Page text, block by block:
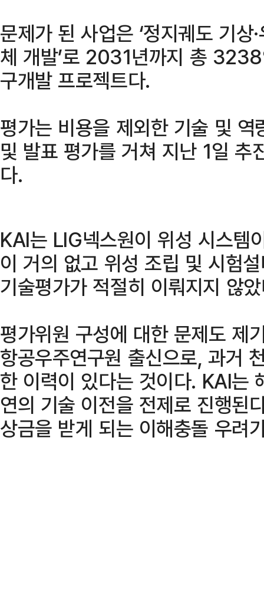
문제가 된 사업은 ‘정지궤도 기
체 개발’로 2031년까지 총
구개발 프로젝트다.
평가는 비용을 제외한 기술 및
및 발표 평가를 거쳐 지난 1일 추
다.
KAI는 LIG넥스원이 위성 시스템
이 거의 없고 위성 조립 및 시험
기술평가가 적절히 이뤄지지 않
평가위원 구성에 대한 문제도 제
항공우주연구원 출신으로, 과거
한 이력이 있다는 것이다. KAI는
연의 기술 이전을 전제로 진행된
상금을 받게 되는 이해충돌 우려